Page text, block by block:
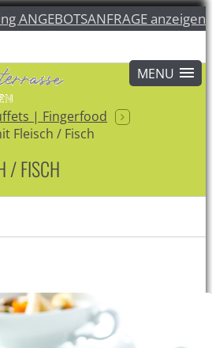
ANGEBOTSANFRAGE anzeigen
| Fingerfood
Fleisch / Fisch
/ FISCH